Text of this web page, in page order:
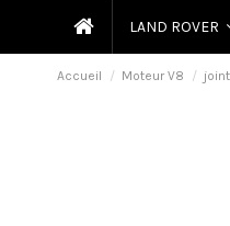
LAND ROVER
Accueil Moteur V8